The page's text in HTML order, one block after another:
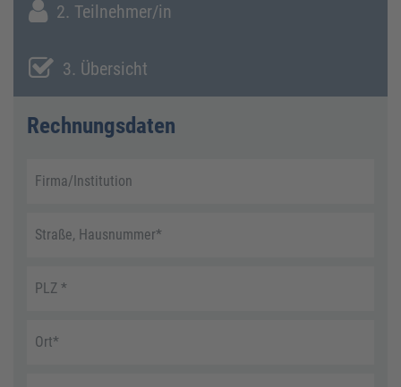
2. Teilnehmer/in
3. Übersicht
Rechnungsdaten
Firma/Institution
Straße, Hausnummer*
PLZ *
Ort*